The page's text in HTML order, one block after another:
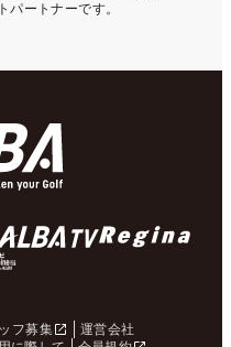
パートナーです。
フ募集
運営会社